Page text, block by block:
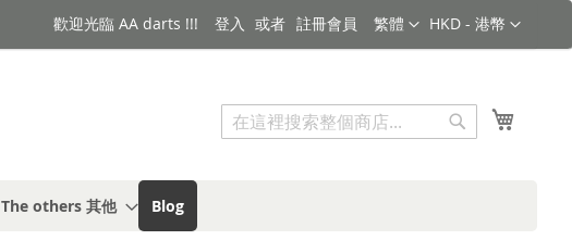
金額
HKD - 港幣
語言
繁體
歡迎光臨 AA darts !!! 登入 註冊會員
搜索
The others 其他 Blog